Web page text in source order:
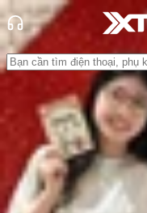
Trang chủ
Tin tức
So Sánh
Tin MớiĐánh Giá -
mãi
Thủ thuậtHỏi đáp
hàng - Sự kiện